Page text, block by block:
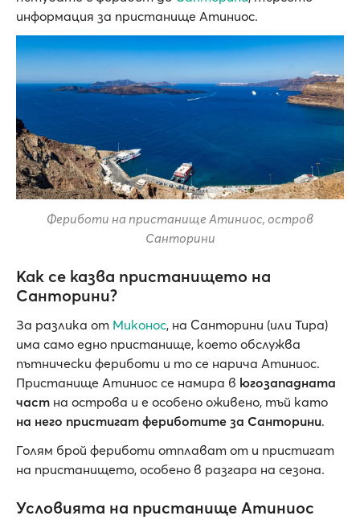
информация за пристанище Атиниос.
Фериботи на пристанище Атиниос, остров
Санторини
Как се казва пристанището на
Санторини?
За разлика от Миконос, на Санторини (или Тира)
има само едно пристанище, което обслужва
пътнически фериботи и то се нарича Атиниос.
Пристанище Атиниос се намира в югозападната
част на острова и е особено оживено, тъй като
на него пристигат фериботите за Санторини.
Голям брой фериботи отплават от и пристигат
на пристанището, особено в разгара на сезона.
Условията на пристанище Атиниос